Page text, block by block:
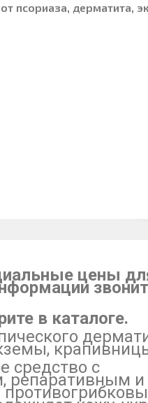
псориаза, дерматита,
цены
в каталоге.
средство с
репаративным